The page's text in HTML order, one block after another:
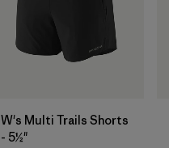
W's Multi Trails Shorts
- 5½"